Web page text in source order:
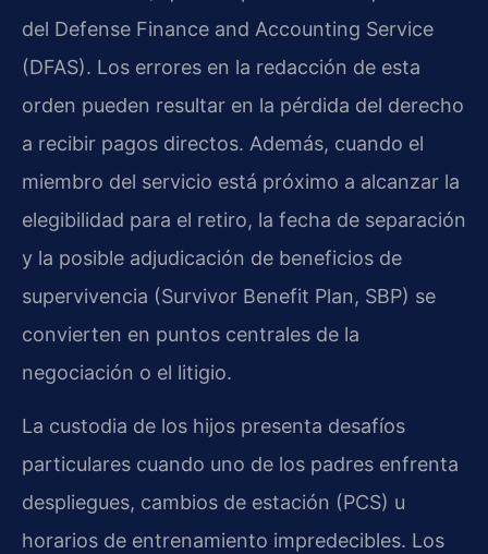
del Defense Finance and Accounting Service
(DFAS). Los errores en la redacción de esta
orden pueden resultar en la pérdida del derecho
a recibir pagos directos. Además, cuando el
miembro del servicio está próximo a alcanzar la
elegibilidad para el retiro, la fecha de separación
y la posible adjudicación de beneficios de
supervivencia (Survivor Benefit Plan, SBP) se
convierten en puntos centrales de la
negociación o el litigio.
La custodia de los hijos presenta desafíos
particulares cuando uno de los padres enfrenta
despliegues, cambios de estación (PCS) u
horarios de entrenamiento impredecibles. Los